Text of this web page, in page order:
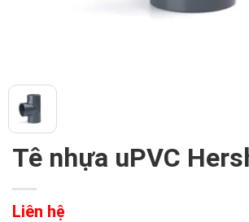
Tê nhựa uPVC
Liên hệ